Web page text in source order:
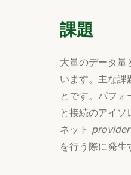
課題
大量のデータ量
います。主な課
とです。パフ
と接続のアイ
ネット provider
を行う際に発生